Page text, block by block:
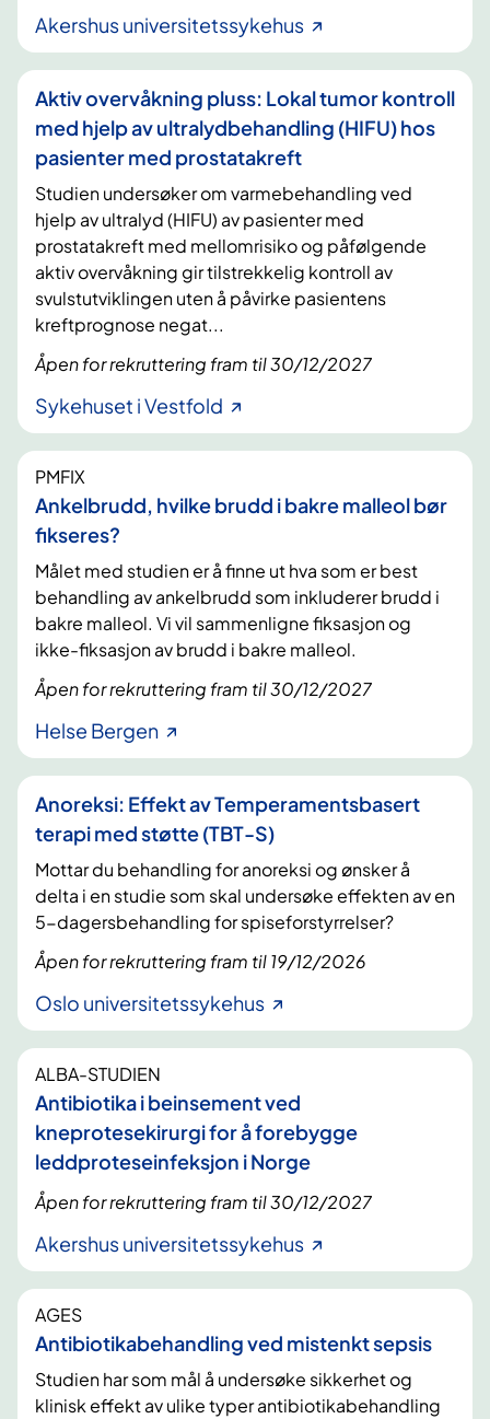
Akershus universitetssykehus
Aktiv overvåkning pluss: Lokal tumor kontroll
med hjelp av ultralydbehandling (HIFU) hos
pasienter med prostatakreft
Studien undersøker om varmebehandling ved
hjelp av ultralyd (HIFU) av pasienter med
prostatakreft med mellomrisiko og påfølgende
aktiv overvåkning gir tilstrekkelig kontroll av
svulstutviklingen uten å påvirke pasientens
kreftprognose negat...
Åpen for rekruttering fram til 30/12/2027
Sykehuset i Vestfold
PMFIX
Ankelbrudd, hvilke brudd i bakre malleol bør
fikseres?
Målet med studien er å finne ut hva som er best
behandling av ankelbrudd som inkluderer brudd i
bakre malleol. Vi vil sammenligne fiksasjon og
ikke-fiksasjon av brudd i bakre malleol.
Åpen for rekruttering fram til 30/12/2027
Helse Bergen
Anoreksi: Effekt av Temperamentsbasert
terapi med støtte (TBT-S)
Mottar du behandling for anoreksi og ønsker å
delta i en studie som skal undersøke effekten av en
5-dagersbehandling for spiseforstyrrelser?
Åpen for rekruttering fram til 19/12/2026
Oslo universitetssykehus
ALBA-STUDIEN
Antibiotika i beinsement ved
kneprotesekirurgi for å forebygge
leddproteseinfeksjon i Norge
Åpen for rekruttering fram til 30/12/2027
Akershus universitetssykehus
AGES
Antibiotikabehandling ved mistenkt sepsis
Studien har som mål å undersøke sikkerhet og
klinisk effekt av ulike typer antibiotikabehandling